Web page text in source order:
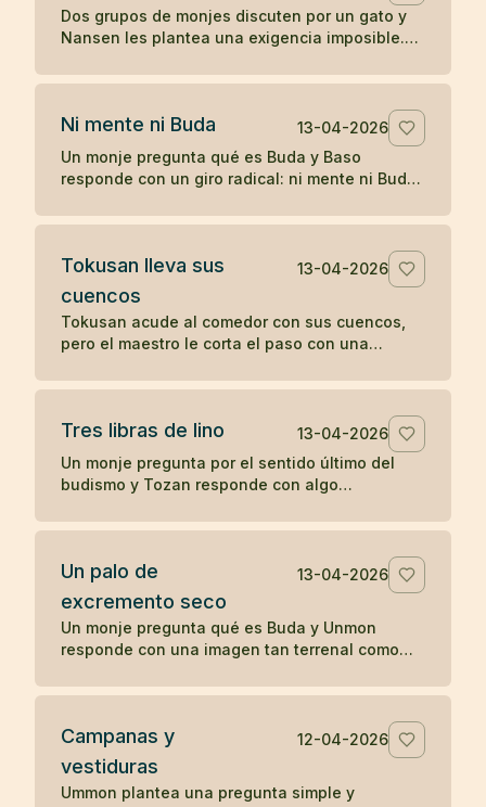
Dos grupos de monjes discuten por un gato y
Nansen les plantea una exigencia imposible.
más tarde Joshu contesta sin palabras.
Ni mente ni Buda
13-04-2026
Un monje pregunta qué es Buda y Baso
responde con un giro radical: ni mente ni Buda.
formulación.
Tokusan lleva sus
cuencos
13-04-2026
Tokusan acude al comedor con sus cuencos,
pero el maestro le corta el paso con una
comprensión. Un koan sobre atención y
Tres libras de lino
13-04-2026
Un monje pregunta por el sentido último del
budismo y Tozan responde con algo
koan sobre la realidad inmediata.
Un palo de
excremento seco
13-04-2026
Un monje pregunta qué es Buda y Unmon
responde con una imagen tan terrenal como
Campanas y
vestiduras
12-04-2026
Ummon plantea una pregunta simple y